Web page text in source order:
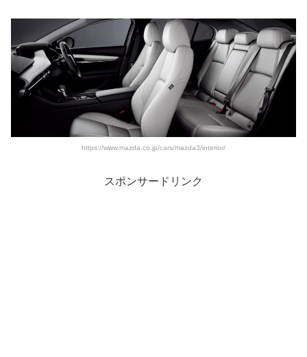
https://www.mazda.co.jp/cars/mazda3/interior/
スポンサードリンク